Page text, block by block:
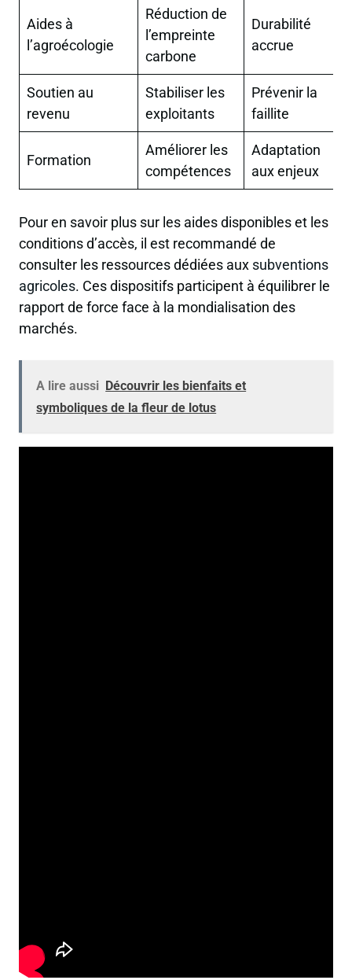
Aides à
l’agroécologie
Réduction de
l’empreinte
carbone
Durabilité
accrue
Soutien au
revenu
Stabiliser les
exploitants
Prévenir la
faillite
Formation
Améliorer les
compétences
Adaptation
aux enjeux
Pour en savoir plus sur les aides disponibles et les
conditions d’accès, il est recommandé de
consulter les ressources dédiées aux subventions
agricoles. Ces dispositifs participent à équilibrer le
rapport de force face à la mondialisation des
marchés.
A lire aussi Découvrir les bienfaits et
symboliques de la fleur de lotus